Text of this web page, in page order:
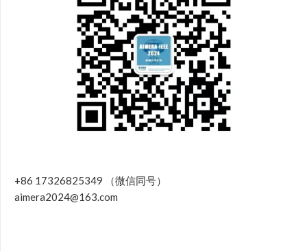
+86 17326825349 （微信同号）
aimera2024@163.com